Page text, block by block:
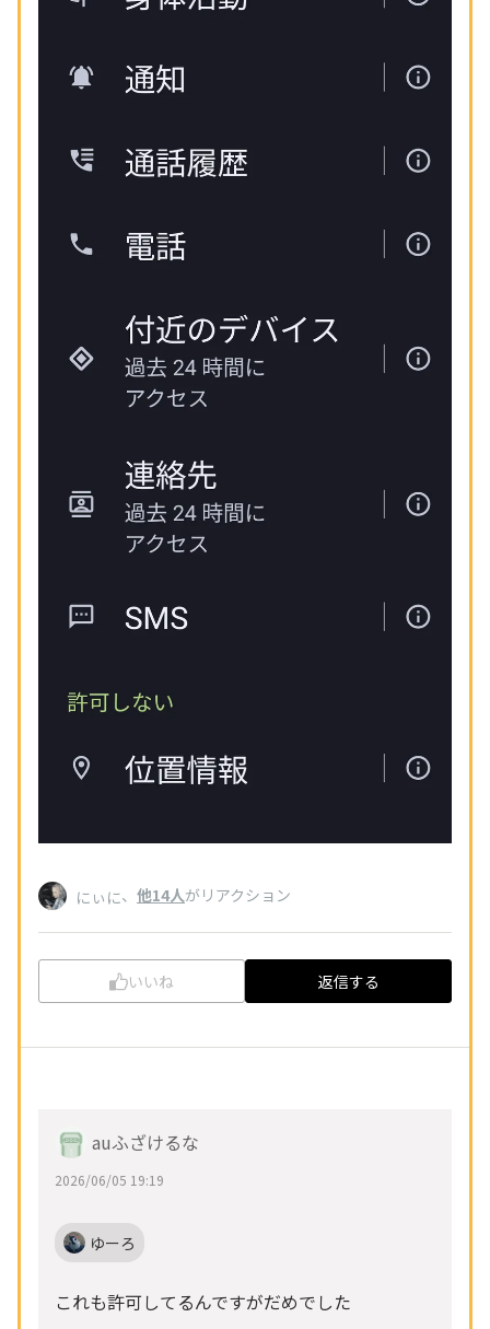
にぃに、 他14人がリアクション
いいね 返信する
auふざけるな
2026/06/05 19:19
ゆーろ
これも許可してるんですがだめでした